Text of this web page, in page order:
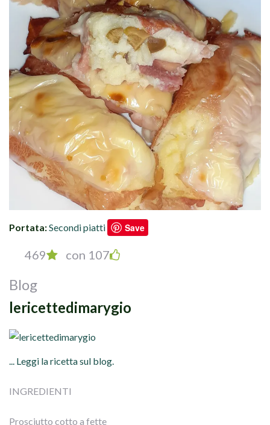
Portata:Secondi piatti Save
469 con 107
Blog
lericettedimarygio
... Leggi la ricetta sul blog.
INGREDIENTI
Prosciutto cotto a fette